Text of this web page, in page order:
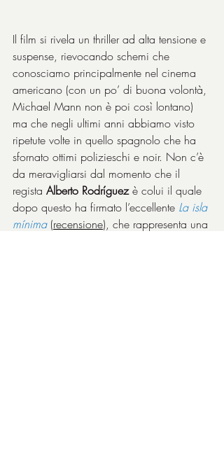
Il film si rivela un thriller ad alta tensione e
suspense, rievocando schemi che
conosciamo principalmente nel cinema
americano (con un po’ di buona volontà,
Michael Mann non è poi così lontano)
ma che negli ultimi anni abbiamo visto
ripetute volte in quello spagnolo che ha
sfornato ottimi polizieschi e noir. Non c’è
da meravigliarsi dal momento che il
regista Alberto Rodríguez è colui il quale
dopo questo ha firmato l’eccellente La isla
mínima (recensione), che rappresenta una